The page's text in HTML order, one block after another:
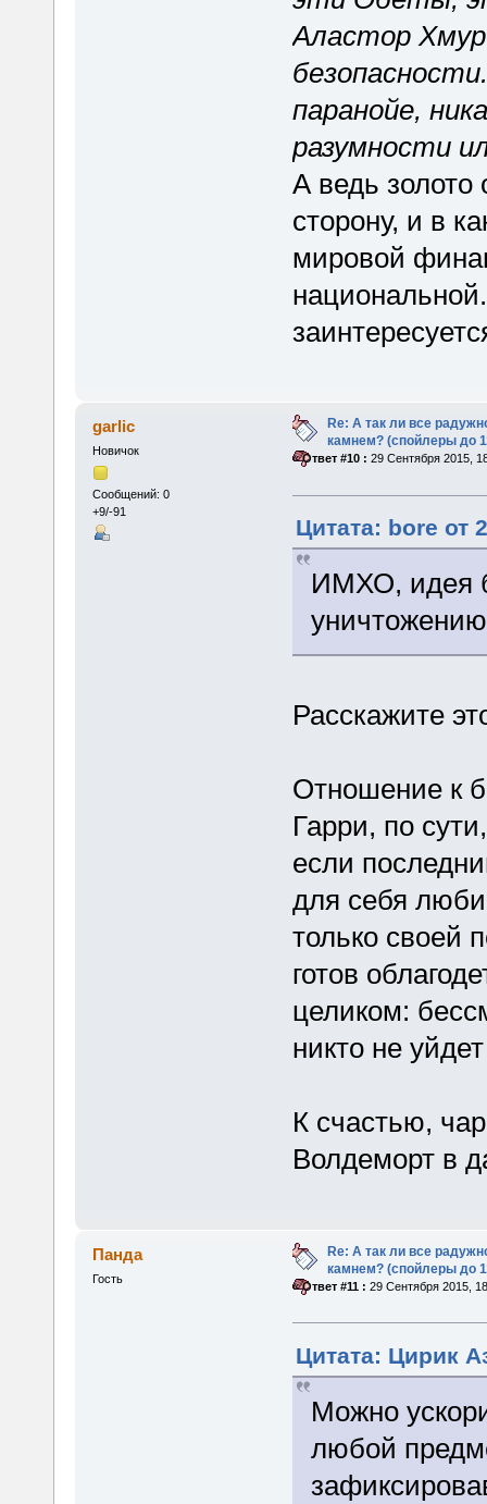
Аластор
паранойе,
разумности
А ведь золото
сторону, и в
мировой
garlic
Новичок
Сообщений: 0
+9/-91
Re: А так ли все
камнем? (спойлеры до
«Ответ #10 : 29 Сентября 2015,
Цитата: bore от
ИМХО, идея
Расскажите
Отношение к
Гарри, по
если
для себя
только своей
готов
целиком:
никто не
К счастью,
Волдеморт в
Панда
Гость
Re: А так ли все
камнем? (спойлеры до
«Ответ #11 : 29 Сентября 2015,
Цитата: Цирик
Можно
любой